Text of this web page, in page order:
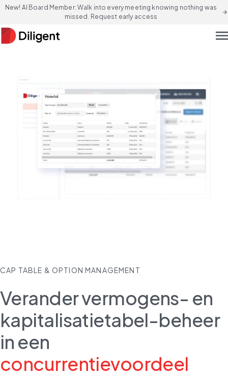
New! AI Board Member: Walk into every meeting knowing nothing was
missed. Request early access
arrow_forward
CAP TABLE & OPTION MANAGEMENT
Verander vermogens- en
kapitalisatietabel-beheer
in een
concurrentievoordeel